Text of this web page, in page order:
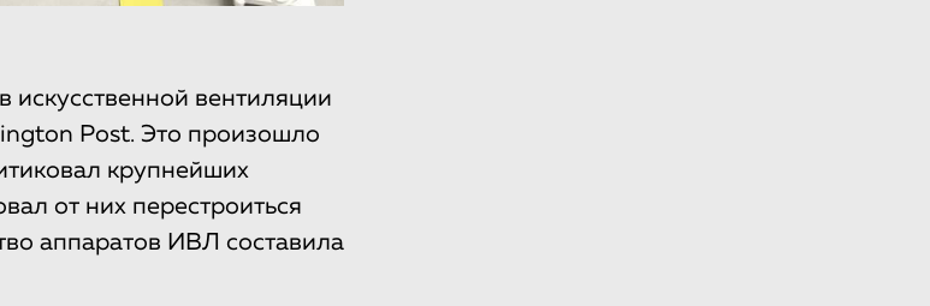
искусственной вентиляции
Post. Это произошло
крупнейших
от них перестроиться
аппаратов ИВЛ составила